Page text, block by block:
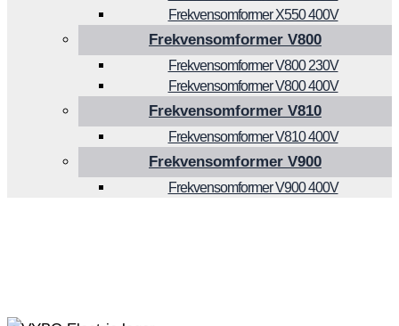
Frekvensomformer X550 400V
Frekvensomformer V800
Frekvensomformer V800 230V
Frekvensomformer V800 400V
Frekvensomformer V810
Frekvensomformer V810 400V
Frekvensomformer V900
Frekvensomformer V900 400V